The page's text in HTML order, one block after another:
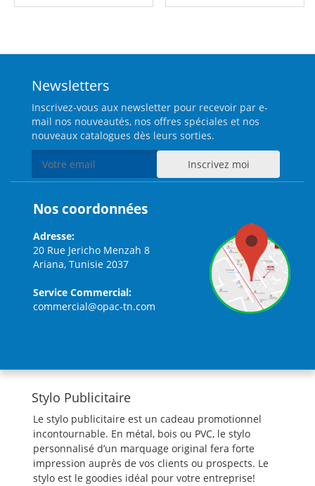
Newsletters
Inscrivez-vous aux newsletter pour recevoir par e-
mail nos nouveautés, nos offres spéciales et nos
nouveaux catalogues dès leurs sorties.
Nos coordonnées
Adresse:
20 Rue Jericho Menzah 8
Ariana, Tunisie 2037
Service Commercial:
commercial@opac-tn.com
Stylo Publicitaire
Le stylo publicitaire est un cadeau promotionnel
incontournable. En métal, bois ou PVC, le stylo
personnalisé d’un marquage original fera forte
impression auprès de vos clients ou prospects. Le
stylo est le goodies idéal pour votre entreprise!